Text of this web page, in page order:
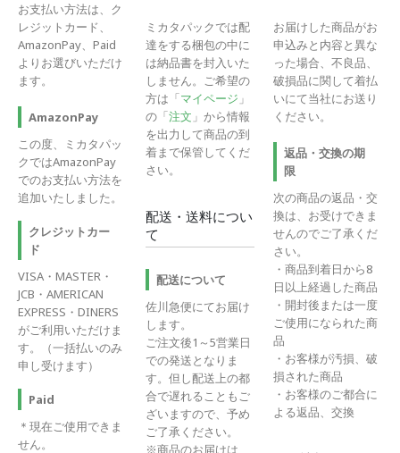
お支払い方法は、ク
レジットカード、
AmazonPay、Paid
よりお選びいただけ
ます。
AmazonPay
この度、ミカタパッ
クではAmazonPay
でのお支払い方法を
追加いたしました。
クレジットカー
ド
VISA・MASTER・
JCB・AMERICAN
EXPRESS・DINERS
がご利用いただけま
す。（一括払いのみ
申し受けます）
Paid
＊現在ご使用できま
せん。
ミカタパックでは配
達をする梱包の中に
は納品書を封入いた
しません。ご希望の
方は「マイページ 」
の「注文 」から情報
を出力して商品の到
着まで保管してくだ
さい。
配送・送料につい
て
配送について
佐川急便にてお届け
します。
ご注文後1～5営業日
での発送となりま
す。但し配送上の都
合で遅れることもご
ざいますので、予め
ご了承ください。
※商品のお届けは、
お届けした商品がお
申込みと内容と異な
った場合、不良品、
破損品に関して着払
いにて当社にお送り
ください。
返品・交換の期
限
次の商品の返品・交
換は、お受けできま
せんのでご了承くだ
さい。
・商品到着日から8
日以上経過した商品
・開封後または一度
ご使用になられた商
品
・お客様が汚損、破
損された商品
・お客様のご都合に
よる返品、交換